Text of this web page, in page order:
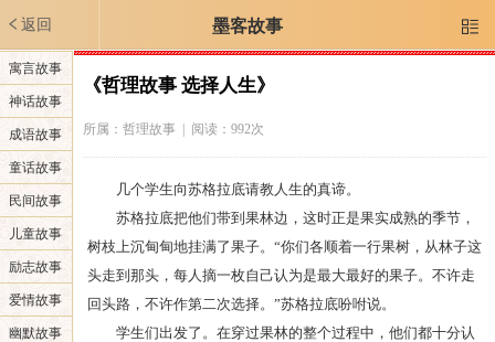
返回 墨客故事 
寓言故事
神话故事
成语故事
童话故事
民间故事
儿童故事
励志故事
爱情故事
幽默故事
《哲理故事 选择人生》
所属： 哲理故事| 阅读：992次
几个学生向苏格拉底请教人生的真谛。
苏格拉底把他们带到果林边，这时正是果实成熟的季节，
树枝上沉甸甸地挂满了果子。“你们各顺着一行果树，从林子这
头走到那头，每人摘一枚自己认为是最大最好的果子。不许走
回头路，不许作第二次选择。”苏格拉底吩咐说。
学生们出发了。在穿过果林的整个过程中，他们都十分认